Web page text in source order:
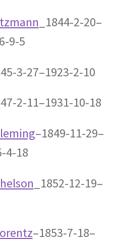
療に応用｜マンハッタ
たドイツ人｜シュヴァルツシルト
サイクロプス）と呼ば
_1844-2-20–
9-5
3-27–1923-2-10
2-11–1931-10-18
–1849-11-29–
4-18
_1852-12-19–
–1853-7-18–